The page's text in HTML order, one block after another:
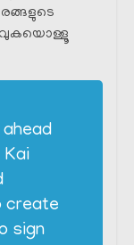
Kai
create
sign